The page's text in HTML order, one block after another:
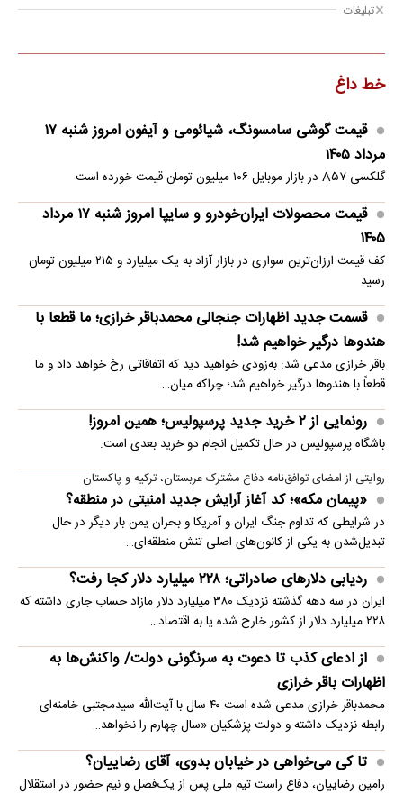
تبلیغات
خط داغ
قیمت گوشی سامسونگ، شیائومی و آیفون امروز شنبه ۱۷
مرداد ۱۴۰۵
گلکسی A۵۷ در بازار موبایل ۱۰۶ میلیون تومان قیمت خورده است
قیمت محصولات ایران‌خودرو و سایپا امروز شنبه ۱۷ مرداد
۱۴۰۵
کف قیمت ارزان‌ترین سواری در بازار آزاد به یک میلیارد و ۲۱۵ میلیون تومان
رسید
قسمت جدید اظهارات جنجالی محمدباقر خرازی؛ ما قطعا با
هندوها درگیر خواهیم شد!
باقر خرازی مدعی شد: به‌زودی خواهید دید که اتفاقاتی رخ خواهد داد و ما
قطعاً با هندوها درگیر خواهیم شد؛ چراکه میان…
رونمایی از ۲ خرید جدید پرسپولیس؛ همین امروز!
باشگاه پرسپولیس در حال تکمیل انجام دو خرید بعدی است.
روایتی از امضای توافق‌نامه دفاع مشترک عربستان، ترکیه و پاکستان
«پیمان مکه»؛ کد آغاز آرایش جدید امنیتی در منطقه؟
در شرایطی که تداوم جنگ ایران و آمریکا و بحران یمن بار دیگر در حال
تبدیل‌شدن به یکی از کانون‌های اصلی تنش منطقه‌ای…
ردیابی دلارهای صادراتی؛ ۲۲۸ میلیارد دلار کجا رفت؟
ایران در سه دهه گذشته نزدیک ۳۸۰ میلیارد دلار مازاد حساب جاری داشته که
۲۲۸ میلیارد دلار از کشور خارج شده یا به اقتصاد…
از ادعای کذب تا دعوت به سرنگونی دولت/ واکنش‌ها به
اظهارات باقر خرازی‌
محمدباقر خرازی مدعی شده است ۴۰ سال با آیت‌الله سیدمجتبی خامنه‌ای
رابطه نزدیک داشته و دولت پزشکیان «سال چهارم را نخواهد…
تا کی می‌خواهی در خیابان بدوی، آقای رضاییان؟
رامین رضاییان، دفاع راست تیم ملی پس از یک‌فصل و نیم حضور در استقلال